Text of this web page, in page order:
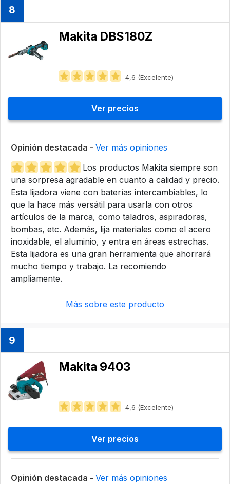
8
Makita DBS180Z
4,6 (Excelente)
Ver precios
Opinión destacada - Ver más opiniones
Los productos Makita siempre son
una sorpresa agradable en cuanto a calidad y precio.
Esta lijadora viene con baterías intercambiables, lo
que la hace más versátil para usarla con otros
artículos de la marca, como taladros, aspiradoras,
bombas, etc. Además, lija materiales como el acero
inoxidable, el aluminio, y entra en áreas estrechas.
Esta lijadora es una gran herramienta que ahorrará
mucho tiempo y trabajo. La recomiendo
ampliamente.
Más sobre este producto
9
Makita 9403
4,6 (Excelente)
Ver precios
Opinión destacada - Ver más opiniones